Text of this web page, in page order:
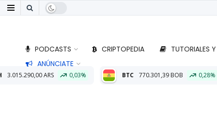
PODCASTS CRIPTOPEDIA
TUTORIALES
ANÚNCIATE
0,03% BTC 770.301,39 BOB 0,28% ETH 22.794,11